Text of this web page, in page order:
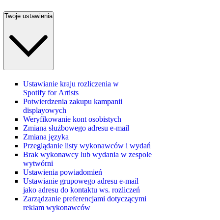
Twoje ustawienia
Ustawianie kraju rozliczenia w
Spotify for Artists
Potwierdzenia zakupu kampanii
displayowych
Weryfikowanie kont osobistych
Zmiana służbowego adresu e-mail
Zmiana języka
Przeglądanie listy wykonawców i wydań
Brak wykonawcy lub wydania w zespole
wytwórni
Ustawienia powiadomień
Ustawianie grupowego adresu e‑mail
jako adresu do kontaktu ws. rozliczeń
Zarządzanie preferencjami dotyczącymi
reklam wykonawców